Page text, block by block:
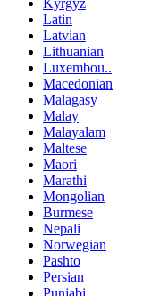
Kyrgyz
Latin
Latvian
Lithuanian
Luxembou..
Macedonian
Malagasy
Malay
Malayalam
Maltese
Maori
Marathi
Mongolian
Burmese
Nepali
Norwegian
Pashto
Persian
Punjabi